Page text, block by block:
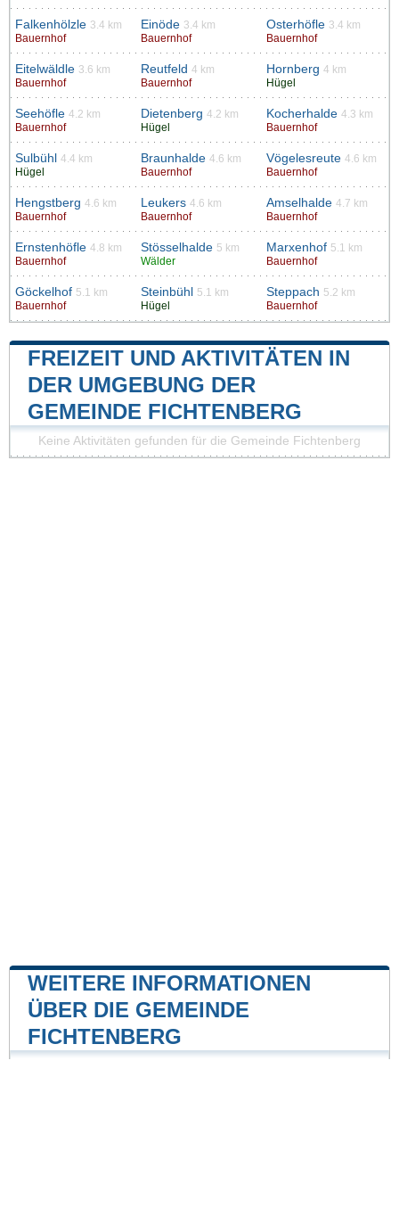
Falkenhölzle 3.4 km
Bauernhof
Einöde 3.4 km
Bauernhof
Osterhöfle 3.4 km
Bauernhof
Eitelwäldle 3.6 km
Bauernhof
Reutfeld 4 km
Bauernhof
Hornberg 4 km
Hügel
Seehöfle 4.2 km
Bauernhof
Dietenberg 4.2 km
Hügel
Kocherhalde 4.3 km
Bauernhof
Sulbühl
4.4 km
Hügel
Braunhalde 4.6 km
Bauernhof
Vögelesreute 4.6 km
Bauernhof
Hengstberg 4.6 km
Bauernhof
Leukers 4.6 km
Bauernhof
Amselhalde 4.7 km
Bauernhof
Ernstenhöfle 4.8 km
Bauernhof
Stösselhalde 5 km
Wälder
Marxenhof 5.1 km
Bauernhof
Göckelhof 5.1 km
Bauernhof
Steinbühl
5.1 km
Hügel
Steppach 5.2 km
Bauernhof
FREIZEIT UND AKTIVITÄTEN IN
DER UMGEBUNG DER
GEMEINDE FICHTENBERG
Keine Aktivitäten gefunden für die Gemeinde Fichtenberg
WEITERE INFORMATIONEN
ÜBER DIE GEMEINDE
FICHTENBERG